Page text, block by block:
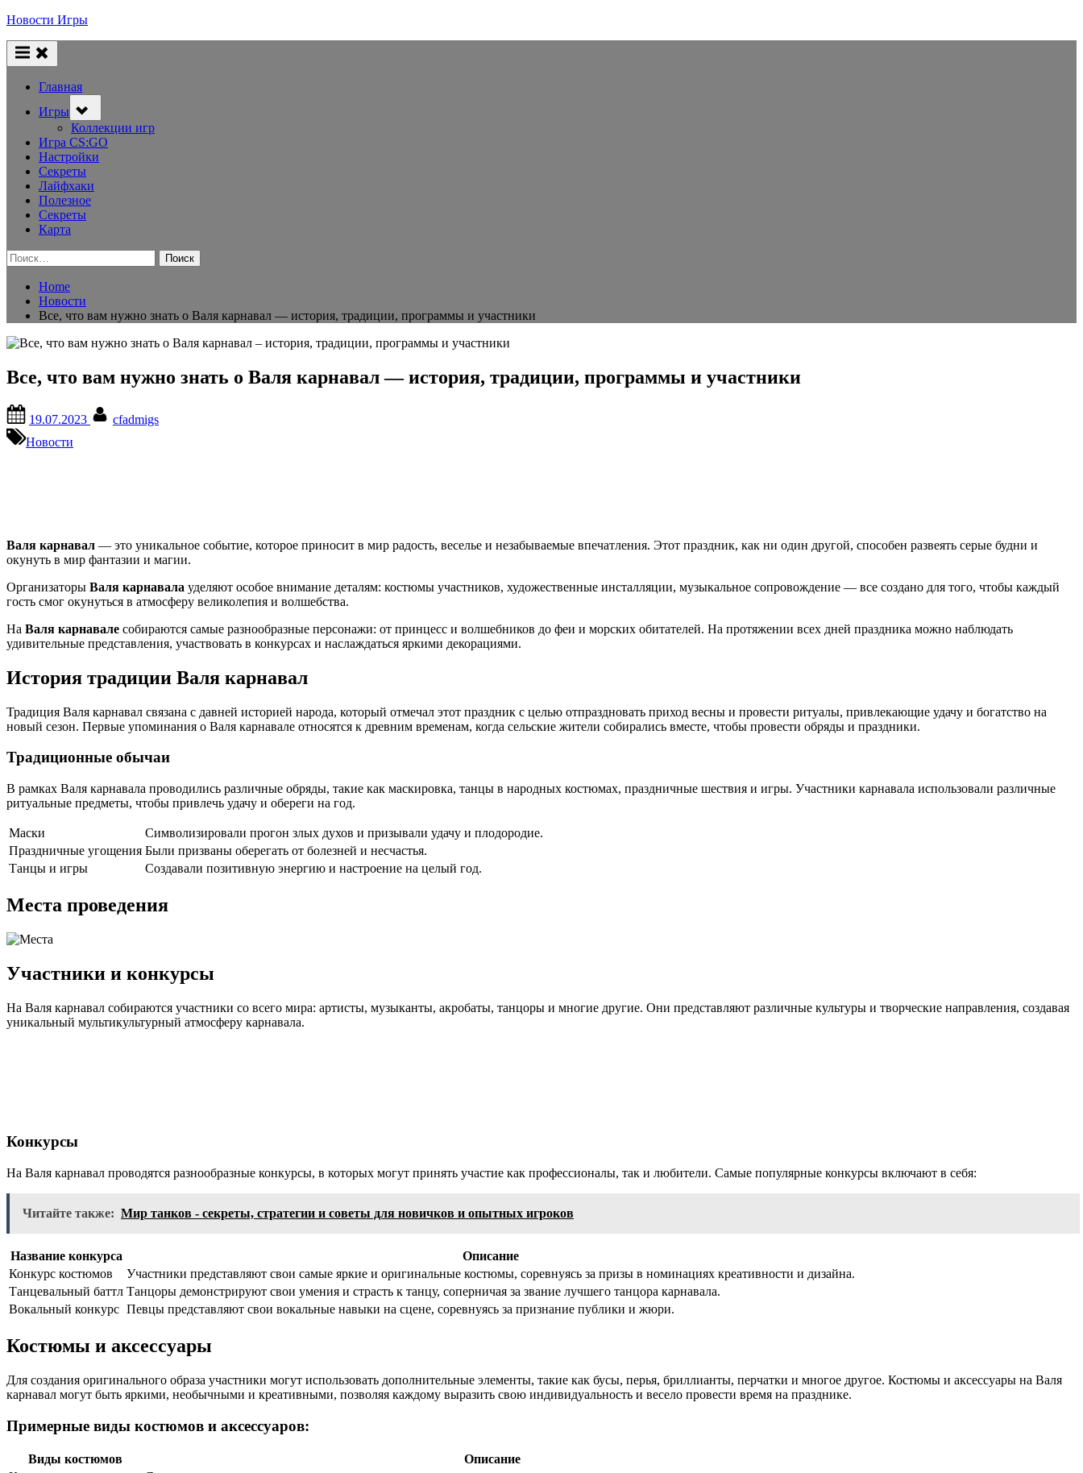
Skip
content
Новости Игры
Главная
Игры
sub-
menu
Коллекции игр
Игра CS:GO
Настройки
Секреты
Лайфхаки
Полезное
Секреты
Карта
Найти:
Home
Новости
Все, что вам нужно знать о Валя карнавал — история, традиции, программы и участники
Все, что вам нужно знать о Валя карнавал — история, традиции, программы и участники
on
19.07.2023
cfadmigs
Новости
Валя карнавал — это уникальное событие, которое приносит в мир радость, веселье и незабываемые впечатления. Этот праздник, как ни один другой, способен развеять серые будни и
окунуть в мир фантазии и магии.
Организаторы Валя карнавала уделяют особое внимание деталям: костюмы участников, художественные инсталляции, музыкальное сопровождение — все создано для того, чтобы каждый
гость смог окунуться в атмосферу великолепия и волшебства.
На Валя карнавале собираются самые разнообразные персонажи: от принцесс и волшебников до феи и морских обитателей. На протяжении всех дней праздника можно наблюдать
удивительные представления, участвовать в конкурсах и наслаждаться яркими декорациями.
История традиции Валя карнавал
Традиция Валя карнавал связана с давней историей народа, который отмечал этот праздник с целью отпраздновать приход весны и провести ритуалы, привлекающие удачу и богатство на
новый сезон. Первые упоминания о Валя карнавале относятся к древним временам, когда сельские жители собирались вместе, чтобы провести обряды и праздники.
Традиционные обычаи
В рамках Валя карнавала проводились различные обряды, такие как маскировка, танцы в народных костюмах, праздничные шествия и игры. Участники карнавала использовали различные
ритуальные предметы, чтобы привлечь удачу и обереги на год.
Маски
Символизировали прогон злых духов и призывали удачу и плодородие.
Праздничные угощения Были призваны оберегать от болезней и несчастья.
Танцы и игры
Создавали позитивную энергию и настроение на целый год.
Места проведения
Участники и конкурсы
На Валя карнавал собираются участники со всего мира: артисты, музыканты, акробаты, танцоры и многие другие. Они представляют различные культуры и творческие направления, создавая
уникальный мультикультурный атмосферу карнавала.
Конкурсы
На Валя карнавал проводятся разнообразные конкурсы, в которых могут принять участие как профессионалы, так и любители. Самые популярные конкурсы включают в себя:
Читайте также: Мир танков - секреты, стратегии и советы для новичков и опытных игроков
Название конкурса
Описание
Конкурс костюмов
Участники представляют свои самые яркие и оригинальные костюмы, соревнуясь за призы в номинациях креативности и дизайна.
Танцевальный баттл Танцоры демонстрируют свои умения и страсть к танцу, соперничая за звание лучшего танцора карнавала.
Вокальный конкурс Певцы представляют свои вокальные навыки на сцене, соревнуясь за признание публики и жюри.
Костюмы и аксессуары
Для создания оригинального образа участники могут использовать дополнительные элементы, такие как бусы, перья, бриллианты, перчатки и многое другое. Костюмы и аксессуары на Валя
карнавал могут быть яркими, необычными и креативными, позволяя каждому выразить свою индивидуальность и весело провести время на празднике.
Примерные виды костюмов и аксессуаров:
Виды костюмов
Описание